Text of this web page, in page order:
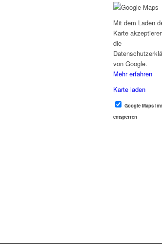
Mit dem Laden
Karte
die
von Google.
Mehr erfahren
Karte laden
Google Maps
entsperren